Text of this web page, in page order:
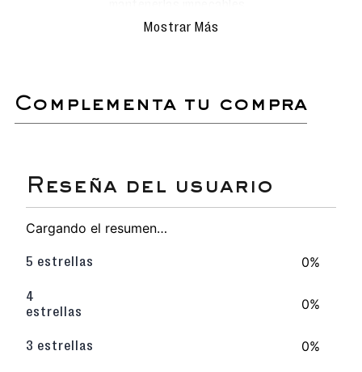
Ligera y flexible, perfecta para caminar con
Planta suave que proporciona un confort
Realiza la limpieza con movimientos
delicados para evitar rayar o dañar la
Secado natural: deja que las
sandalias se sequen al aire libre,
cerdas suaves para eliminar
suciedad acumulada en detalles o
costuras.
Ideal para prolongar la vida útil y
conservar su apariencia como
Mostrar Más
complementa tu compra
Cargando el resumen…
5 estrellas 0%
4
estrellas
0%
3 estrellas 0%